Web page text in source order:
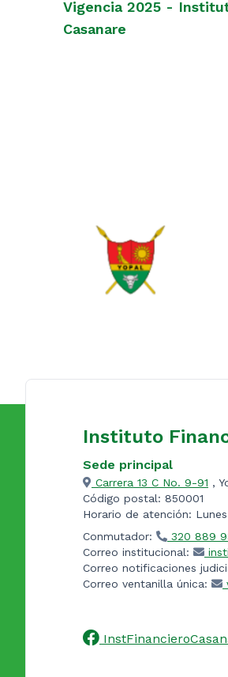
Vigencia 2025 -
Casanare
Instituto
Sede principal
Carrera 13 C No. 9-91 ,
Código postal: 850001
Horario de atención:
Conmutador:
320 889
Correo institucional:
Correo notificaciones
Correo ventanilla única: